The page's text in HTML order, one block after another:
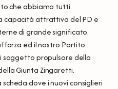
che abbiamo tutti
capacità attrattiva del PD e
di grande significato.
ed il nostro Partito
soggetto propulsore della
Giunta Zingaretti.
dove i nuovi consiglieri